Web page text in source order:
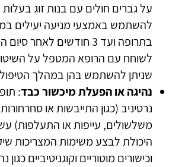
על גברים חולים עם בנות זוג
להשתמש באמצעי מניעה יעילים
בתרופה ועד 3 חודשים
לשוחח עם הרופא המטפל על
שניתן להשתמש בהן במהלך
נהיגה או הפעלת מיכשור כבד:
נרטיניב (כגון התייבשות או
משלשולים, עייפות או התעלפות)
היכולת לבצע משימות המצריכות
וכישורים מוטוריים וקוגניטיביים כגון